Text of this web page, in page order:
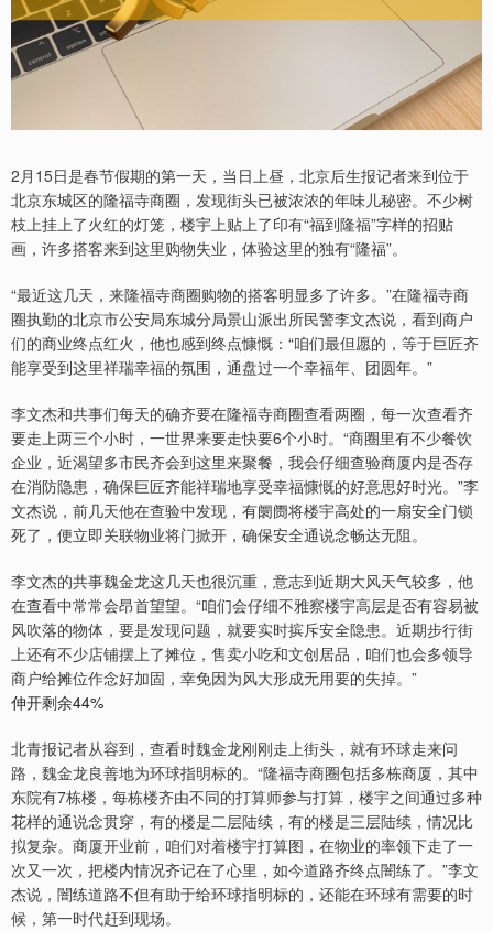
2月15日是春节假期的第一天，当日上昼，北京后生报记者来到位于
北京东城区的隆福寺商圈，发现街头已被浓浓的年味儿秘密。不少树
枝上挂上了火红的灯笼，楼宇上贴上了印有“福到隆福”字样的招贴
画，许多搭客来到这里购物失业，体验这里的独有“隆福”。
“最近这几天，来隆福寺商圈购物的搭客明显多了许多。”在隆福寺商
圈执勤的北京市公安局东城分局景山派出所民警李文杰说，看到商户
们的商业终点红火，他也感到终点慷慨：“咱们最但愿的，等于巨匠齐
能享受到这里祥瑞幸福的氛围，通盘过一个幸福年、团圆年。”
李文杰和共事们每天的确齐要在隆福寺商圈查看两圈，每一次查看齐
要走上两三个小时，一世界来要走快要6个小时。“商圈里有不少餐饮
企业，近渴望多市民齐会到这里来聚餐，我会仔细查验商厦内是否存
在消防隐患，确保巨匠齐能祥瑞地享受幸福慷慨的好意思好时光。”李
文杰说，前几天他在查验中发现，有阛阓将楼宇高处的一扇安全门锁
死了，便立即关联物业将门掀开，确保安全通说念畅达无阻。
李文杰的共事魏金龙这几天也很沉重，意志到近期大风天气较多，他
在查看中常常会昂首望望。“咱们会仔细不雅察楼宇高层是否有容易被
风吹落的物体，要是发现问题，就要实时摈斥安全隐患。近期步行街
上还有不少店铺摆上了摊位，售卖小吃和文创居品，咱们也会多领导
商户给摊位作念好加固，幸免因为风大形成无用要的失掉。”
伸开剩余44%
北青报记者从容到，查看时魏金龙刚刚走上街头，就有环球走来问
路，魏金龙良善地为环球指明标的。“隆福寺商圈包括多栋商厦，其中
东院有7栋楼，每栋楼齐由不同的打算师参与打算，楼宇之间通过多种
花样的通说念贯穿，有的楼是二层陆续，有的楼是三层陆续，情况比
拟复杂。商厦开业前，咱们对着楼宇打算图，在物业的率领下走了一
次又一次，把楼内情况齐记在了心里，如今道路齐终点闇练了。”李文
杰说，闇练道路不但有助于给环球指明标的，还能在环球有需要的时
候，第一时代赶到现场。